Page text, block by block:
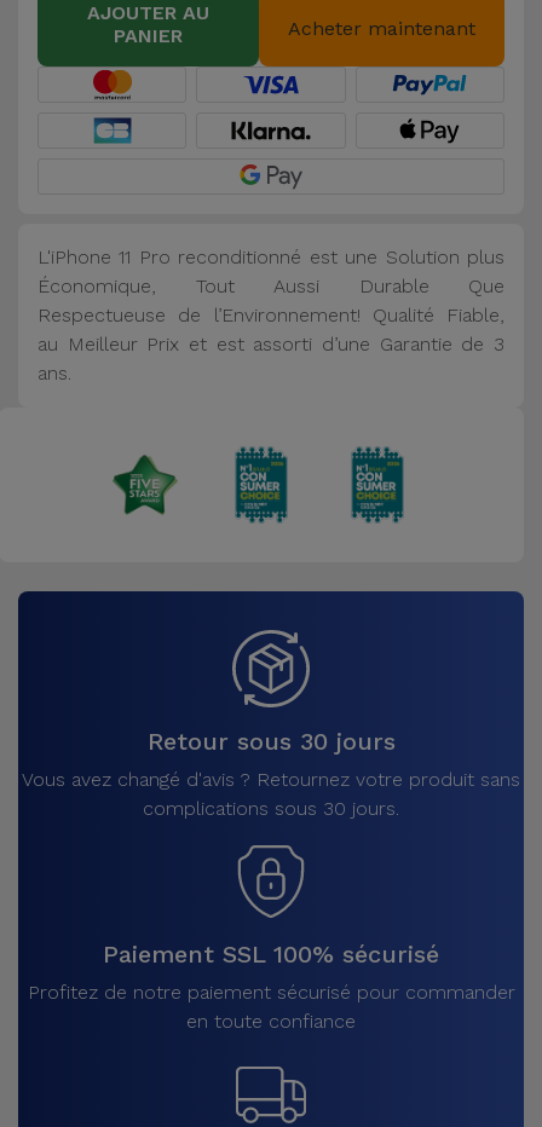
AJOUTER AU
PANIER
Acheter maintenant
L'iPhone 11 Pro reconditionné est une Solution plus
Économique, Tout Aussi Durable Que
Respectueuse de l’Environnement! Qualité Fiable,
au Meilleur Prix et est assorti d’une Garantie de 3
ans.
Retour sous 30 jours
Vous avez changé d'avis ? Retournez votre produit sans
complications sous 30 jours.
Paiement SSL 100% sécurisé
Profitez de notre paiement sécurisé pour commander
en toute confiance